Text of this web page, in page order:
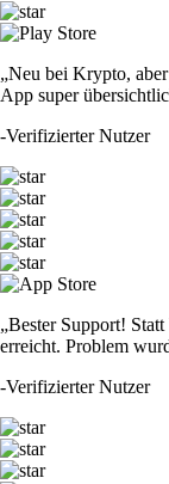
„Neu bei Krypto,
App super
-Verifizierter Nutzer
„Bester Support!
erreicht. Problem
-Verifizierter Nutzer